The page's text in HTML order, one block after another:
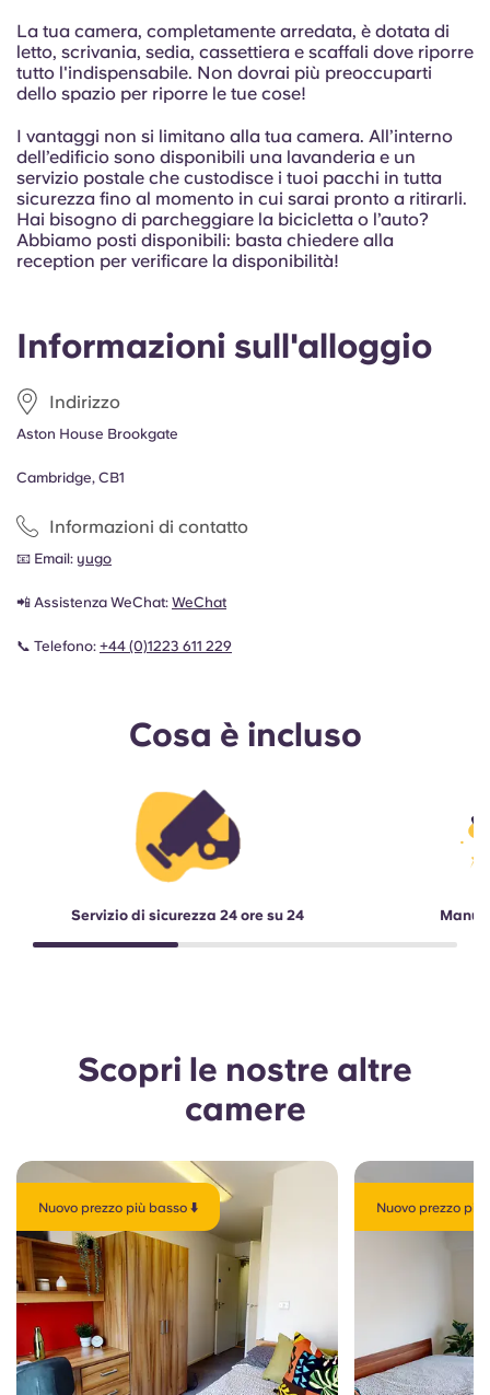
Informazioni sull'alloggio
Indirizzo
Aston House Brookgate
Cambridge, CB1
Informazioni di contatto
📧 Email: yugo
📲 Assistenza WeChat: WeChat
📞 Telefono: +44 (0)1223 611 229
Cosa è incluso
Servizio di sicurezza 24 ore su 24
La tua camera, completamente arredata, è dotata di
letto, scrivania, sedia, cassettiera e scaffali dove riporre
tutto l'indispensabile. Non dovrai più preoccuparti
dello spazio per riporre le tue cose!
I vantaggi non si limitano alla tua camera. All’interno
dell’edificio sono disponibili una lavanderia e un
servizio postale che custodisce i tuoi pacchi in tutta
sicurezza fino al momento in cui sarai pronto a ritirarli.
Hai bisogno di parcheggiare la bicicletta o l’auto?
Abbiamo posti disponibili: basta chiedere alla
reception per verificare la disponibilità!
Scopri le nostre altre
camere
Nuovo prezzo più basso ⬇️ Nuovo prezzo più